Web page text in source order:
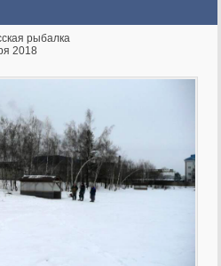
рыбалка
2018